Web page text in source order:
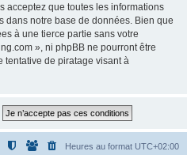
acceptez que toutes les informations
dans notre base de données. Bien que
à une tierce partie sans votre
», ni phpBB ne pourront être
tentative de piratage visant à
Heures au format UTC+02:00